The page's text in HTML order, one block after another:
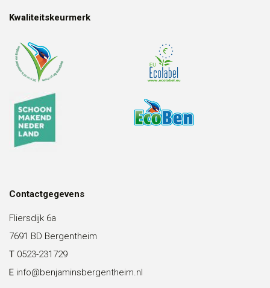
Kwaliteitskeurmerk
Contactgegevens
Fliersdijk 6a
7691 BD Bergentheim
T 0523-231729
E info@benjaminsbergentheim.nl